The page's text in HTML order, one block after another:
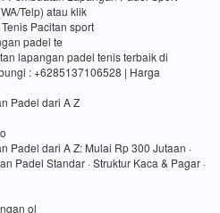
Telp) atau klik
Pacitan sport
padel te
lapangan padel tenis terbaik di
: +6285137106528 | Harga
Padel dari A Z
Padel dari A Z: Mulai Rp 300 Jutaan ·
Padel Standar · Struktur Kaca & Pagar ·
ol